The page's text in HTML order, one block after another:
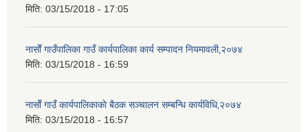
मिति: 03/15/2018 - 17:05
नासाेँ गाउँपालिका गाउँ कार्यपालिका कार्य सम्पादन नियमावली‚२०७४
मिति: 03/15/2018 - 16:59
नासाेँ गाउँ कार्यपालिकाकाे बैठक सञ्चालन सम्बन्धि कार्यविधि‚२०७४
मिति: 03/15/2018 - 16:57